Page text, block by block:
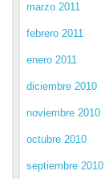
marzo 2011
febrero 2011
enero 2011
diciembre 2010
noviembre 2010
octubre 2010
septiembre 2010